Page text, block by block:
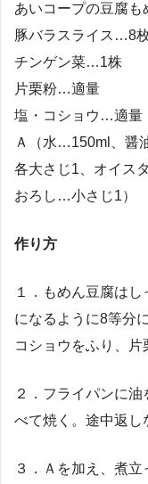
あいコープの豆腐
豚バラスライス…8
チンゲン菜…1株
片栗粉…適量
塩・コショウ…適量
Ａ（水…150ml、醤
各大さじ1、オイス
おろし…小さじ1）
作り方
１．もめん豆腐は
になるように8等分
コショウをふり、片
２．フライパンに
べて焼く。途中返し
３．Ａを加え、煮